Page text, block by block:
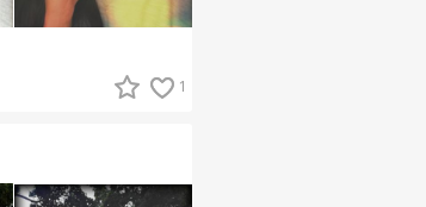
1